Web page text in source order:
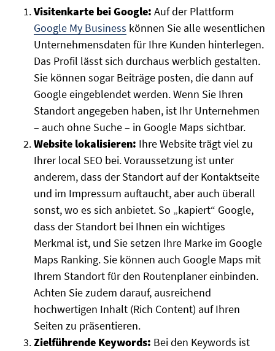
Visitenkarte bei Google: Auf der Plattform
Google My Business können Sie alle wesentlichen
Unternehmensdaten für Ihre Kunden hinterlegen.
Das Profil lässt sich durchaus werblich gestalten.
Sie können sogar Beiträge posten, die dann auf
Google eingeblendet werden. Wenn Sie Ihren
Standort angegeben haben, ist Ihr Unternehmen
– auch ohne Suche – in Google Maps sichtbar.
Website lokalisieren: Ihre Website trägt viel zu
Ihrer local SEO bei. Voraussetzung ist unter
anderem, dass der Standort auf der Kontaktseite
und im Impressum auftaucht, aber auch überall
sonst, wo es sich anbietet. So „kapiert“ Google,
dass der Standort bei Ihnen ein wichtiges
Merkmal ist, und Sie setzen Ihre Marke im Google
Maps Ranking. Sie können auch Google Maps mit
Ihrem Standort für den Routenplaner einbinden.
Achten Sie zudem darauf, ausreichend
hochwertigen Inhalt (Rich Content) auf Ihren
Seiten zu präsentieren.
Zielführende Keywords: Bei den Keywords ist